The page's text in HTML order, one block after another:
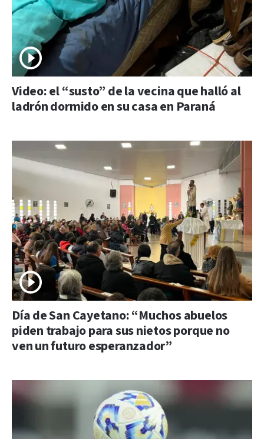
Video: el “susto” de la vecina que halló al
ladrón dormido en su casa en Paraná
Día de San Cayetano: “Muchos abuelos
piden trabajo para sus nietos porque no
ven un futuro esperanzador”